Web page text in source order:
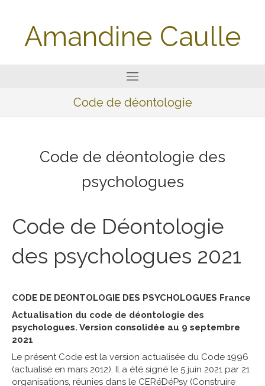
Amandine Caulle
Code de déontologie
Code de déontologie des
psychologues
Code de Déontologie
des psychologues 2021
CODE DE DEONTOLOGIE DES PSYCHOLOGUES France
Actualisation du code de déontologie des
psychologues. Version consolidée au 9 septembre
2021
Le présent Code est la version actualisée du Code 1996
(actualisé en mars 2012). Il a été signé le 5 juin 2021 par 21
organisations, réunies dans le CERéDéPsy (Construire